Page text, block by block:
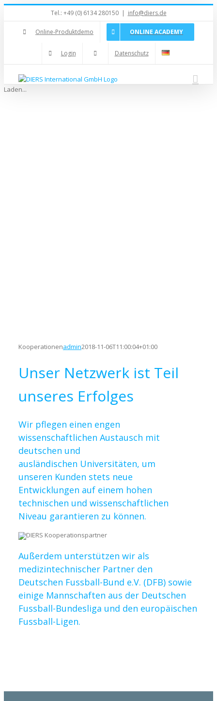
Zum
springen
Tel.: +49 (0) 6134 280150 | info@diers.de
Online-Produktdemo ONLINE ACADEMY
Login Datenschutz
Laden...
Kooperationenadmin2018-11-06T11:00:04+01:00
Unser Netzwerk ist Teil
unseres Erfolges
Wir pflegen einen engen
wissenschaftlichen Austausch mit
deutschen und
ausländischen Universitäten, um
unseren Kunden stets neue
Entwicklungen auf einem hohen
technischen und wissenschaftlichen
Niveau garantieren zu können.
Außerdem unterstützen wir als
medizintechnischer Partner den
Deutschen Fussball-Bund e.V. (DFB) sowie
einige Mannschaften aus der Deutschen
Fussball-Bundesliga und den europäischen
Fussball-Ligen.